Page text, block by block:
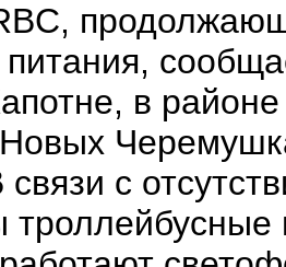
питания,
в
с